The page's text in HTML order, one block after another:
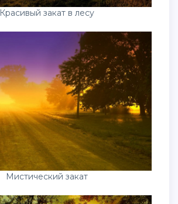
Красивый закат в лесу
Мистический закат